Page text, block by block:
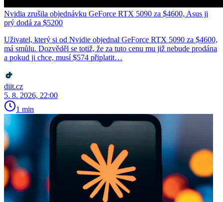
Nvidia zrušila objednávku GeForce RTX 5090 za $4600, Asus ji
prý dodá za $5200
Uživatel, který si od Nvidie objednal GeForce RTX 5090 za $4600,
má smůlu. Dozvěděl se totiž, že za tuto cenu mu již nebude prodána
a pokud ji chce, musí $574 připlatit…
diit.cz
5. 8. 2026, 22:00
1 min